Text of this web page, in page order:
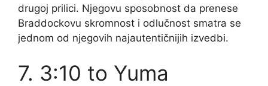
drugoj prilici. Njegovu sposobnost da prenese
Braddockovu skromnost i odlučnost smatra se
jednom od njegovih najautentičnijih izvedbi.
7. 3:10 to Yuma